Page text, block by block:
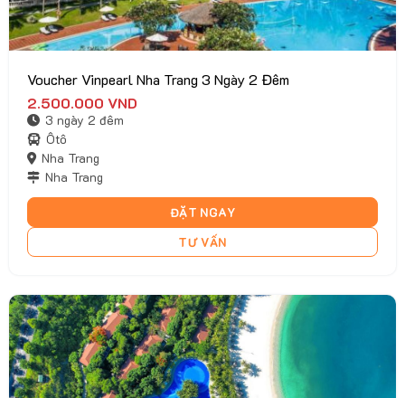
ĐẶT NGAY
TƯ VẤN
Voucher Vinpearl Nha Trang 3 Ngày 2 Đêm
2.500.000 VND
3 ngày 2 đêm
Ôtô
Nha Trang
Nha Trang